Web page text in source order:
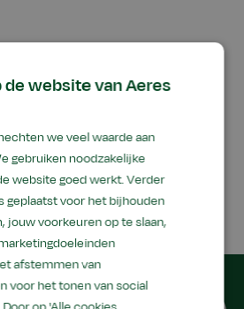
de website van Aeres
we veel waarde aan
gebruiken noodzakelijke
website goed werkt. Verder
geplaatst voor het bijhouden
jouw voorkeuren op te slaan,
afstemmen van
voor het tonen van social